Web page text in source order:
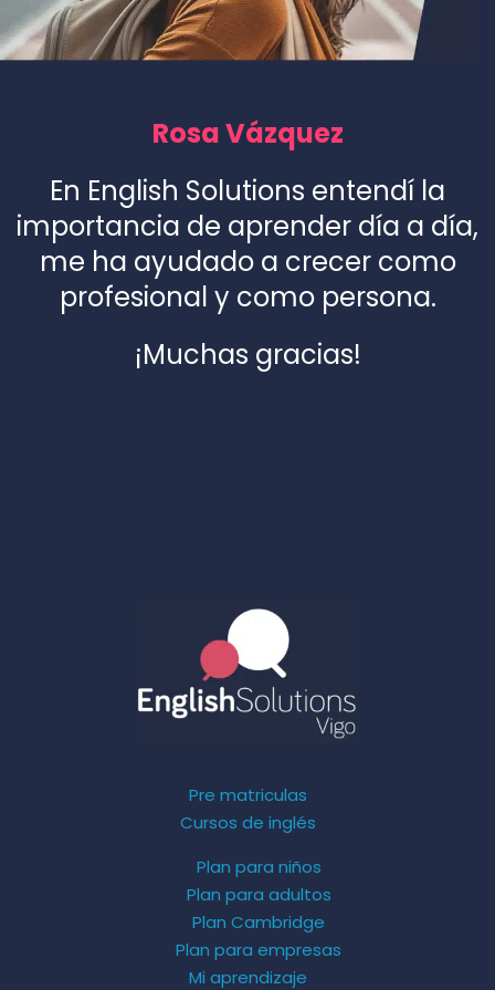
Rosa Vázquez
En English Solutions entendí la
importancia de aprender día a día,
me ha ayudado a crecer como
profesional y como persona.
¡Muchas gracias!
Pre matriculas
Cursos de inglés
Plan para niños
Plan para adultos
Plan Cambridge
Plan para empresas
Mi aprendizaje